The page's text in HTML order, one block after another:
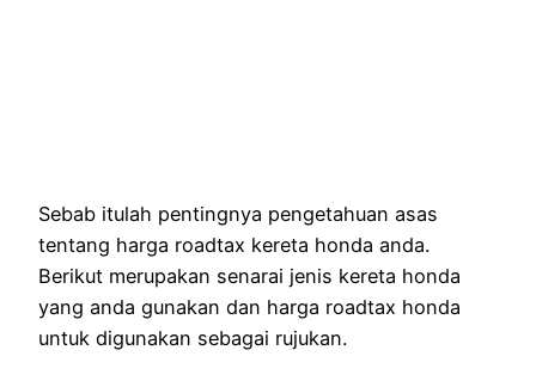
Sebab itulah pentingnya pengetahuan asas
tentang harga roadtax kereta honda anda.
Berikut merupakan senarai jenis kereta honda
yang anda gunakan dan harga roadtax honda
untuk digunakan sebagai rujukan.